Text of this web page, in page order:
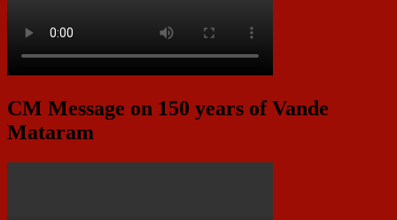
CM Message on 150 years of Vande
Mataram